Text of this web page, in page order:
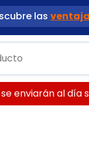
las
enviarán al día